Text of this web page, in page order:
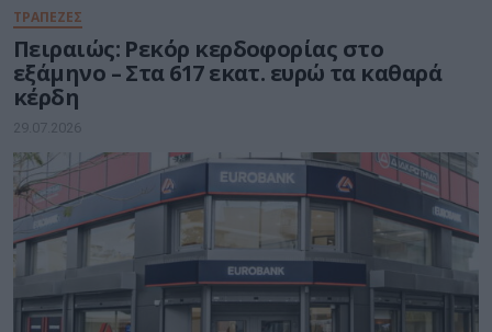
ΤΡΑΠΕΖΕΣ
Πειραιώς: Ρεκόρ κερδοφορίας στο
εξάμηνο – Στα 617 εκατ. ευρώ τα καθαρά
κέρδη
29.07.2026